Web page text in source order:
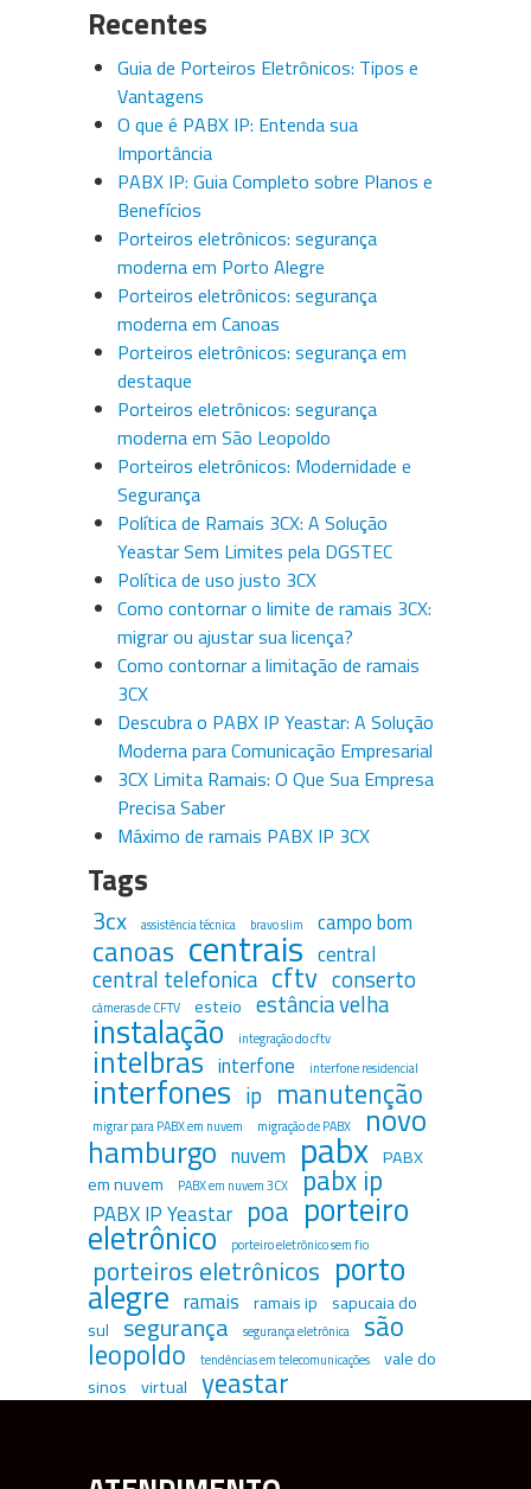
Recentes
Guia de Porteiros Eletrônicos: Tipos e
Vantagens
O que é PABX IP: Entenda sua
Importância
PABX IP: Guia Completo sobre Planos e
Benefícios
Porteiros eletrônicos: segurança
moderna em Porto Alegre
Porteiros eletrônicos: segurança
moderna em Canoas
Porteiros eletrônicos: segurança em
destaque
Porteiros eletrônicos: segurança
moderna em São Leopoldo
Porteiros eletrônicos: Modernidade e
Segurança
Política de Ramais 3CX: A Solução
Yeastar Sem Limites pela DGSTEC
Política de uso justo 3CX
Como contornar o limite de ramais 3CX:
migrar ou ajustar sua licença?
Como contornar a limitação de ramais
3CX
Descubra o PABX IP Yeastar: A Solução
Moderna para Comunicação Empresarial
3CX Limita Ramais: O Que Sua Empresa
Precisa Saber
Máximo de ramais PABX IP 3CX
Tags
3cx assistência técnica bravo slim campo bom
canoas centrais central
central telefonica cftv conserto
câmeras de CFTV esteio estância velha
instalação integração do cftv
intelbras interfone interfone residencial
interfones ip manutenção
migrar para PABX em nuvem migração de PABX novo
hamburgo nuvem pabx PABX
em nuvem
PABX em nuvem 3CX pabx ip
PABX IP Yeastar poa porteiro
eletrônico porteiro eletrônico sem fio
porteiros eletrônicos porto
alegre ramais ramais ip
sapucaia do
sul
segurança segurança eletrônica são
leopoldo tendências em telecomunicações
vale do
sinos virtual yeastar